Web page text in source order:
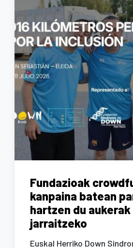
Fundazioak
kanpaina batean
hartzen du
jarraitzeko
Euskal Herriko Down